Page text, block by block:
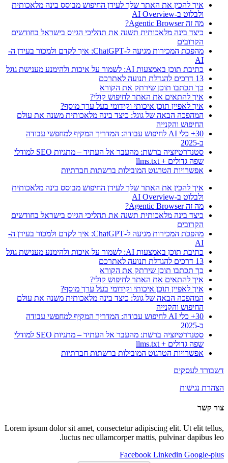
איך להכין את האתר שלך לעידן החיפוש מבוסס בינה מלאכותית
ולבלוט ב-AI Overview
מה זה Agentic Browser?
כיצד בינה מלאכותית תשנה את תהליכי הגיוס בישראל בחודשים
הקרובים
מהפכת המכירות מגיעה ל-ChatGPT: איך לקדם ולמכור בעידן ה-
AI
כתיבת תוכן באמצעות AI: לשמור על איכות ולהימנע מענישת גוגל
13 דרכים להגדלת תנועה לאתרכם
כך תכתבו תוכן שירתק את הקורא
איך להתאים את האתר לחיפוש קולי?
איך לאפיין תוכן איכותי וקידומי בעל ערך מוסף?
המהפכה הבאה של גוגל: כיצד בינה מלאכותית משנה את עולם
החיפוש והקנייה
30+ כלי AI לחיפוש עבודה: המדריך המקיף למחפשי עבודה
ב-2025
סטנדרטיזציה ברשת: מהעבר אל העתיד – מתגיות SEO למודלי
שפה גדולים + llms.txt
אפשרויות הטרגוט המובילות ברשתות חברתיות
איך להכין את האתר שלך לעידן החיפוש מבוסס בינה מלאכותית
ולבלוט ב-AI Overview
מה זה Agentic Browser?
כיצד בינה מלאכותית תשנה את תהליכי הגיוס בישראל בחודשים
הקרובים
מהפכת המכירות מגיעה ל-ChatGPT: איך לקדם ולמכור בעידן ה-
AI
כתיבת תוכן באמצעות AI: לשמור על איכות ולהימנע מענישת גוגל
13 דרכים להגדלת תנועה לאתרכם
כך תכתבו תוכן שירתק את הקורא
איך להתאים את האתר לחיפוש קולי?
איך לאפיין תוכן איכותי וקידומי בעל ערך מוסף?
המהפכה הבאה של גוגל: כיצד בינה מלאכותית משנה את עולם
החיפוש והקנייה
30+ כלי AI לחיפוש עבודה: המדריך המקיף למחפשי עבודה
ב-2025
סטנדרטיזציה ברשת: מהעבר אל העתיד – מתגיות SEO למודלי
שפה גדולים + llms.txt
אפשרויות הטרגוט המובילות ברשתות חברתיות
דשבורד לעסקים
הצהרת נגישות
צור קשר
Lorem ipsum dolor sit amet, consectetur adipiscing elit. Ut elit tellus,
luctus nec ullamcorper mattis, pulvinar dapibus leo.
Facebook Linkedin Google-plus